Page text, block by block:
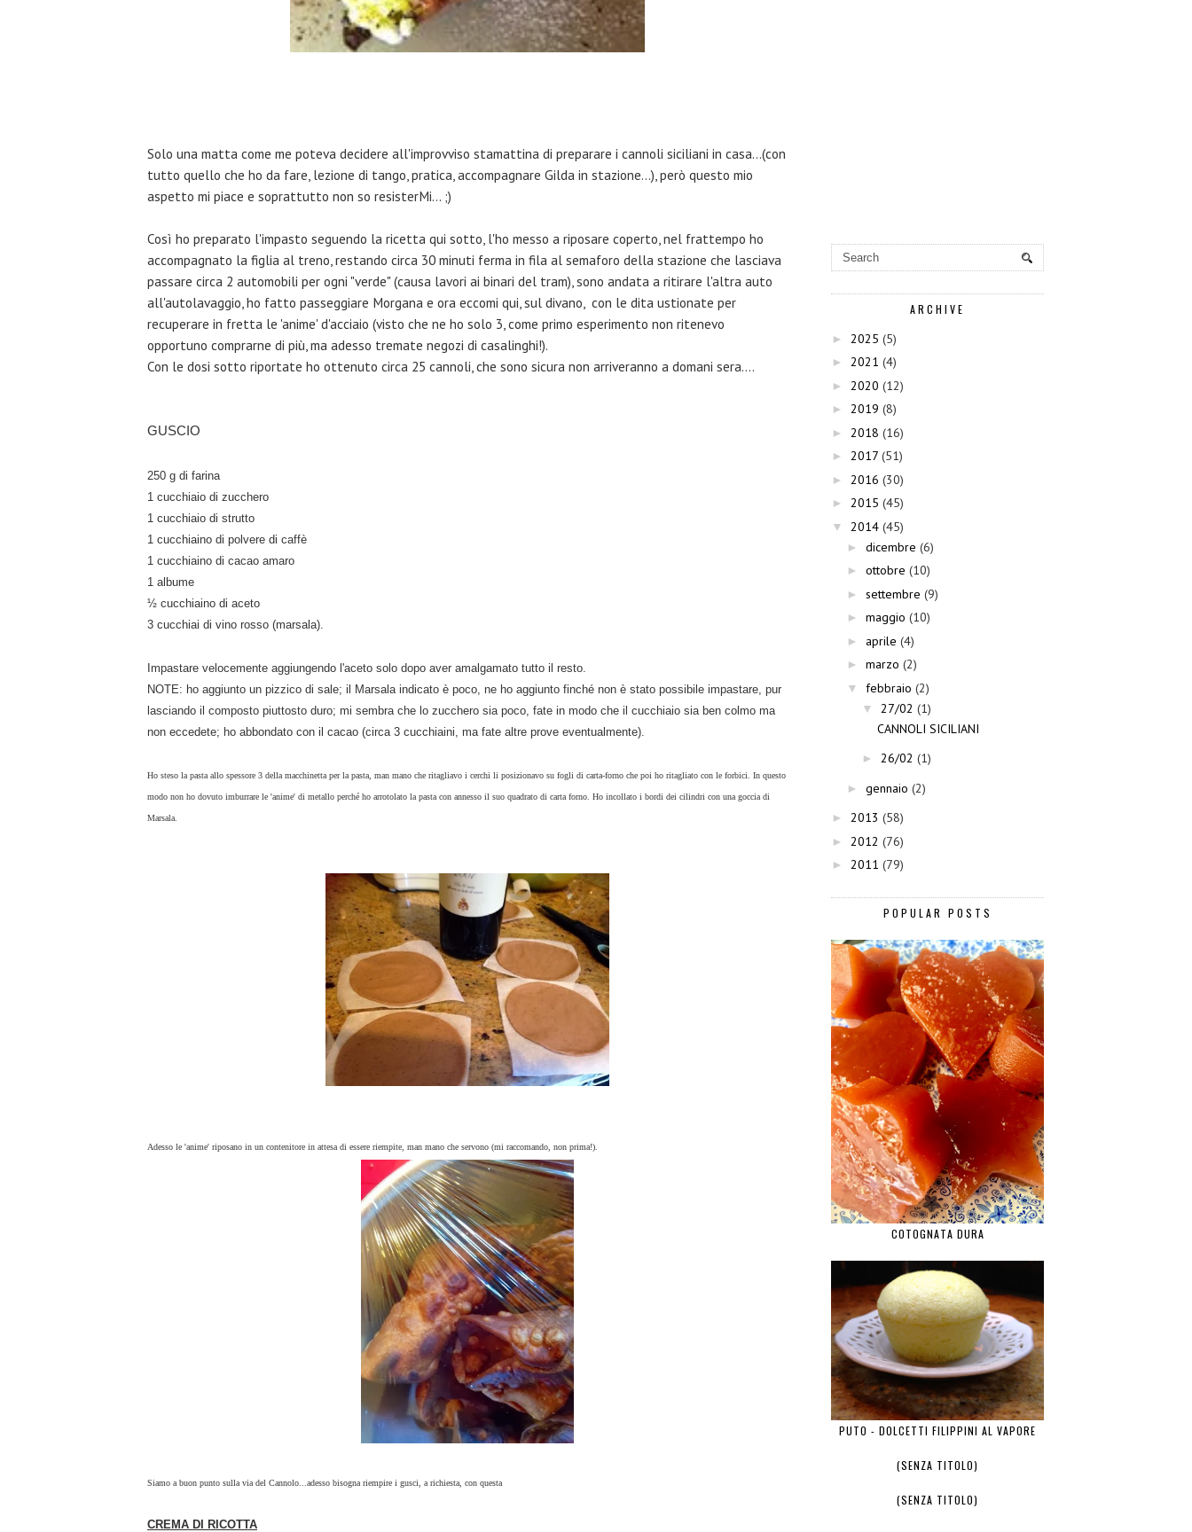
Solo una matta come me poteva decidere all'improvviso stamattina di preparare i cannoli siciliani in casa...(con
tutto quello che ho da fare, lezione di tango, pratica, accompagnare Gilda in stazione...), però questo mio
aspetto mi piace e soprattutto non so resisterMi... ;)
Così ho preparato l'impasto seguendo la ricetta qui sotto, l'ho messo a riposare coperto, nel frattempo ho
accompagnato la figlia al treno, restando circa 30 minuti ferma in fila al semaforo della stazione che lasciava
passare circa 2 automobili per ogni "verde" (causa lavori ai binari del tram), sono andata a ritirare l'altra auto
all'autolavaggio, ho fatto passeggiare Morgana e ora eccomi qui, sul divano, con le dita ustionate per
recuperare in fretta le 'anime' d'acciaio (visto che ne ho solo 3, come primo esperimento non ritenevo
opportuno comprarne di più, ma adesso tremate negozi di casalinghi!).
Con le dosi sotto riportate ho ottenuto circa 25 cannoli, che sono sicura non arriveranno a domani sera....
GUSCIO
250 g di farina
1 cucchiaio di zucchero
1 cucchiaio di strutto
1 cucchiaino di polvere di caffè
1 cucchiaino di cacao amaro
1 albume
½ cucchiaino di aceto
3 cucchiai di vino rosso (marsala).
Impastare velocemente aggiungendo l'aceto solo dopo aver amalgamato tutto il resto.
NOTE: ho aggiunto un pizzico di sale; il Marsala indicato è poco, ne ho aggiunto finché non è stato possibile impastare, pur
lasciando il composto piuttosto duro; mi sembra che lo zucchero sia poco, fate in modo che il cucchiaio sia ben colmo ma
non eccedete; ho abbondato con il cacao (circa 3 cucchiaini, ma fate altre prove eventualmente).
Ho steso la pasta allo spessore 3 della macchinetta per la pasta, man mano che ritagliavo i cerchi li posizionavo su fogli di carta-forno che poi ho ritagliato con le forbici. In questo
modo non ho dovuto imburrare le 'anime' di metallo perché ho arrotolato la pasta con annesso il suo quadrato di carta forno. Ho incollato i bordi dei cilindri con una goccia di
Marsala.
Adesso le 'anime' riposano in un contenitore in attesa di essere riempite, man mano che servono (mi raccomando, non prima!).
Siamo a buon punto sulla via del Cannolo...adesso bisogna riempire i gusci, a richiesta, con questa
CREMA DI RICOTTA
ARCHIVE
► 2025 (5)
► 2021 (4)
► 2020 (12)
► 2019 (8)
► 2018 (16)
► 2017 (51)
► 2016 (30)
► 2015 (45)
▼ 2014 (45)
► dicembre (6)
► ottobre (10)
► settembre (9)
► maggio (10)
► aprile (4)
► marzo (2)
▼ febbraio (2)
▼ 27/02 (1)
CANNOLI SICILIANI
► 26/02 (1)
► gennaio (2)
► 2013 (58)
► 2012 (76)
► 2011 (79)
POPULAR POSTS
COTOGNATA DURA
PUTO - DOLCETTI FILIPPINI AL VAPORE
(SENZA TITOLO)
(SENZA TITOLO)